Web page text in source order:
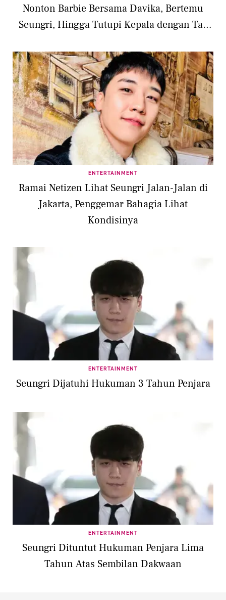
Nonton Barbie Bersama Davika, Bertemu
Seungri, Hingga Tutupi Kepala dengan Tas
ENTERTAINMENT
Ramai Netizen Lihat Seungri Jalan-Jalan di
Jakarta, Penggemar Bahagia Lihat
Kondisinya
ENTERTAINMENT
Seungri Dijatuhi Hukuman 3 Tahun Penjara
ENTERTAINMENT
Seungri Dituntut Hukuman Penjara Lima
Tahun Atas Sembilan Dakwaan